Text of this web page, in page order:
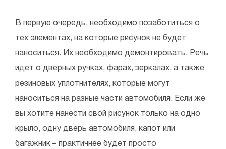
В первую очередь, необходимо позаботиться о
тех элементах, на которые рисунок не будет
наноситься. Их необходимо демонтировать. Речь
идет о дверных ручках, фарах, зеркалах, а также
резиновых уплотнителях, которые могут
наноситься на разные части автомобиля. Если же
вы хотите нанести свой рисунок только на одно
крыло, одну дверь автомобиля, капот или
багажник – практичнее будет просто